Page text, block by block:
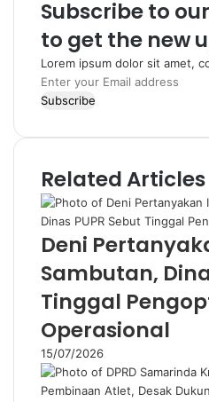
k
r
a
m
Subscribe to
to get the new
Lorem ipsum dolor sit amet,
E
n
e
y
o
u
r
E
m
l
a
d
d
r
Related Articles
Deni
Sambutan,
Tinggal
Operasional
15/07/2026